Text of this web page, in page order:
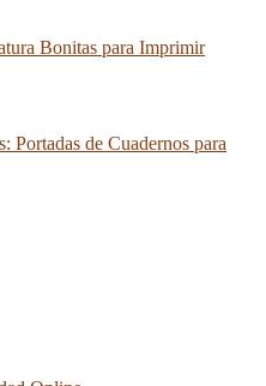
Bonitas para Imprimir
Portadas de Cuadernos para